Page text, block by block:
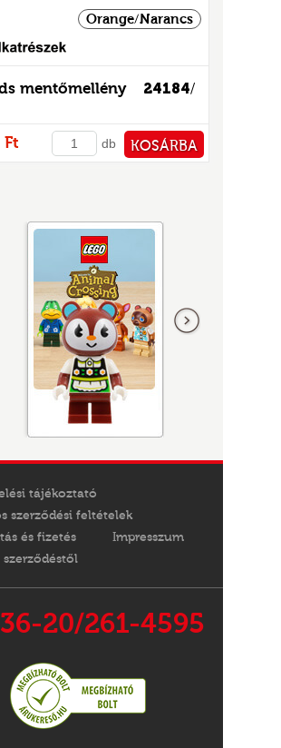
Orange/Narancs
24184/
mentőmellény
Ft db KOSÁRBA
tájékoztató
szerződési feltételek
és fizetés
Impresszum
szerződéstől
20/261-4595